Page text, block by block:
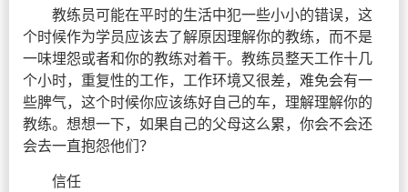
教练员可能在平时的生活中犯一些小小的错误，这
个时候作为学员应该去了解原因理解你的教练，而不是
一味埋怨或者和你的教练对着干。教练员整天工作十几
个小时，重复性的工作，工作环境又很差，难免会有一
些脾气，这个时候你应该练好自己的车，理解理解你的
教练。想想一下，如果自己的父母这么累，你会不会还
会去一直抱怨他们？
信任